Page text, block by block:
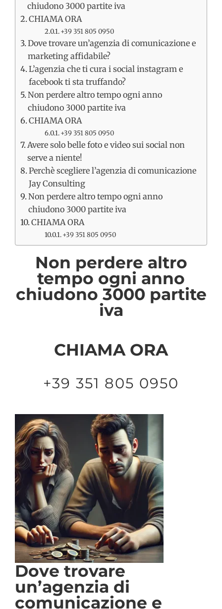
chiudono 3000 partite iva
CHIAMA ORA
+39 351 805 0950
Dove trovare un’agenzia di comunicazione e
marketing affidabile?
L’agenzia che ti cura i social instagram e
facebook ti sta truffando?
Non perdere altro tempo ogni anno
chiudono 3000 partite iva
CHIAMA ORA
+39 351 805 0950
Avere solo belle foto e video sui social non
serve a niente!
Perchè scegliere l’agenzia di comunicazione
Jay Consulting
Non perdere altro tempo ogni anno
chiudono 3000 partite iva
CHIAMA ORA
+39 351 805 0950
Non perdere altro
tempo ogni anno
chiudono 3000 partite
iva
CHIAMA ORA
+39 351 805 0950
Dove trovare
un’agenzia di
comunicazione e